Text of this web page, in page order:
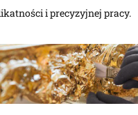
i precyzyjnej pracy.